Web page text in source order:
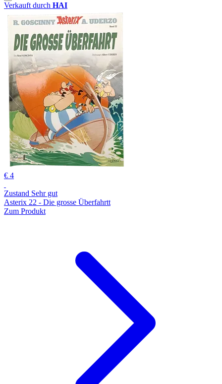
Verkauft durch HAI
€ 4
Zustand Sehr gut
Asterix 22 - Die grosse Überfahrtt
Zum Produkt